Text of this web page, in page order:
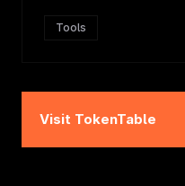
Tools
Visit TokenTable